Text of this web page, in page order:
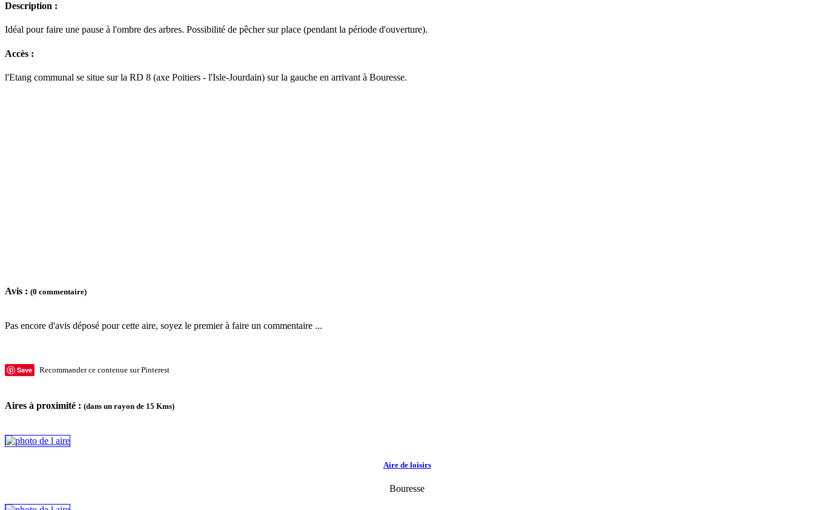
Description :
Idéal pour faire une pause à l'ombre des arbres. Possibilité de pêcher sur place (pendant la période d'ouverture).
Accès :
l'Etang communal se situe sur la RD 8 (axe Poitiers - l'Isle-Jourdain) sur la gauche en arrivant à Bouresse.
Avis : (0 commentaire)
Pas encore d'avis déposé pour cette aire, soyez le premier à faire un commentaire ...
Save Recommander ce contenue sur Pinterest
Aires à proximité : (dans un rayon de 15 Kms)
Aire de loisirs
Bouresse